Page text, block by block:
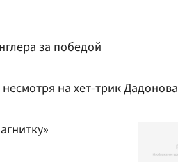
за победой
на хет-трик Дадонова